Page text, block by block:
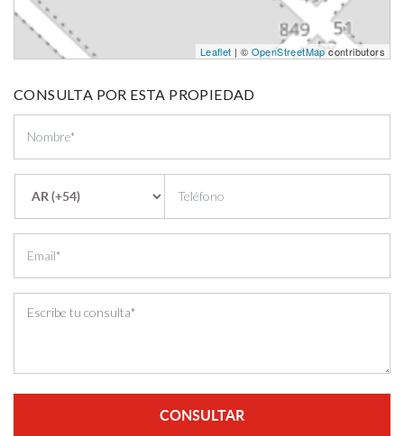
Leaflet | © OpenStreetMapcontributors
CONSULTA POR ESTA PROPIEDAD
CONSULTAR